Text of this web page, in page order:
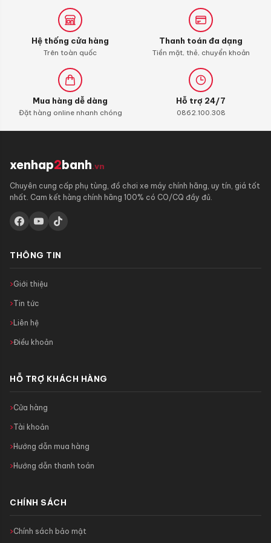
Hệ thống cửa hàng
Trên toàn quốc
Thanh toán đa dạng
Tiền mặt, thẻ, chuyển khoản
Mua hàng dễ dàng
Đặt hàng online nhanh chóng
Hỗ trợ 24/7
0862.100.308
xenhap2banh.vn
Chuyên cung cấp phụ tùng, đồ chơi xe máy chính hãng, uy tín, giá tốt
nhất. Cam kết hàng chính hãng 100% có CO/CQ đầy đủ.
THÔNG TIN
Giới thiệu
Tin tức
Liên hệ
Điều khoản
HỖ TRỢ KHÁCH HÀNG
Cửa hàng
Tài khoản
Hướng dẫn mua hàng
Hướng dẫn thanh toán
CHÍNH SÁCH
Chính sách bảo mật